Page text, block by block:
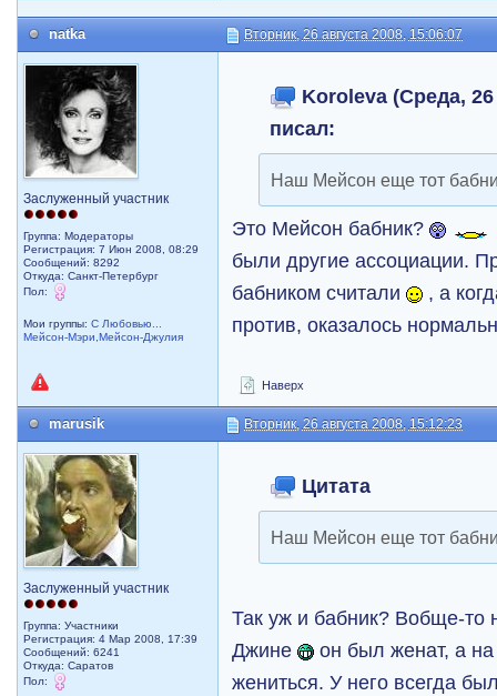
natka Вторник, 26 августа 2008, 15:06:07
Заслуженный участник
Группа: Модераторы
Регистрация: 7 Июн 2008, 08:29
Сообщений: 8292
Откуда: Санкт-Петербург
Пол:
Мои группы:С Любовью...
Мейсон-Мэри,Мейсон-Джулия
Koroleva (Среда,
писал:
Наш Мейсон еще тот
Это Мейсон бабник?
были другие ассоциации.
бабником считали
, а
против, оказалось
Наверх
marusik Вторник, 26 августа 2008, 15:12:23
Заслуженный участник
Группа: Участники
Регистрация: 4 Мар 2008, 17:39
Сообщений: 6241
Откуда: Саратов
Пол:
Цитата
Наш Мейсон еще тот
Так уж и бабник? Вобще-
Джине
он был женат, а
жениться. У него всегда